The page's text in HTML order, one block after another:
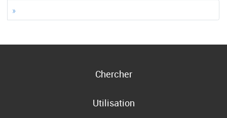
»
Chercher
Utilisation